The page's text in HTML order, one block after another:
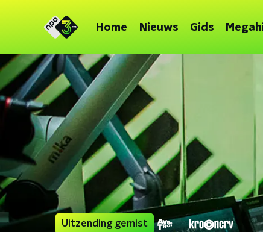
Home Nieuws Gids
Uitzending gemist